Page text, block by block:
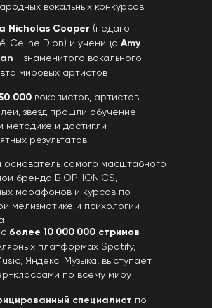
вокальных конкурсов
Nicholas Cooper (педагог
Celine Dion) и ученица Amy
- знаменитого вокального
мировых артистов
вокалистов, артистов,
звёзд прошли обучение
методике и достигли
результатов
основатель самого масштабного
бренда BIOPHONICS,
марафонов и курсов по
мелизматике и психологии
более 10 000 000 стримов
платформах Spotify,
Яндекс. Музыка, выступает
классами по всему миру
специалист по